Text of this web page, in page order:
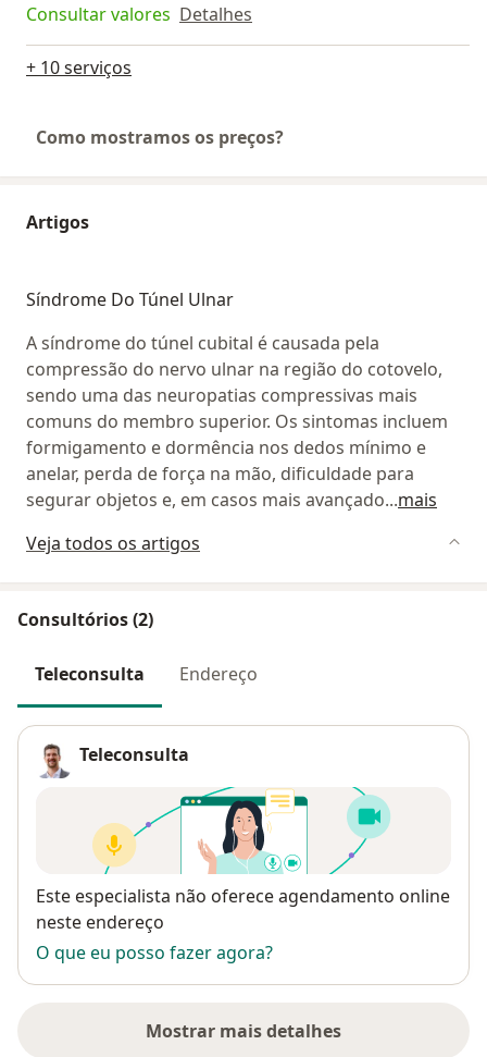
Consultar valores Detalhes
+ 10 serviços
Como mostramos os preços?
Artigos
Síndrome Do Túnel Ulnar
A síndrome do túnel cubital é causada pela
compressão do nervo ulnar na região do cotovelo,
sendo uma das neuropatias compressivas mais
comuns do membro superior. Os sintomas incluem
formigamento e dormência nos dedos mínimo e
anelar, perda de força na mão, dificuldade para
segurar objetos e, em casos mais avançado...mais
Veja todos os artigos
Consultórios (2)
Teleconsulta Endereço
Teleconsulta
Disponibilidade
Este especialista não oferece agendamento online
neste endereço
O que eu posso fazer agora?
Mostrar mais detalhes
sobre o endereço